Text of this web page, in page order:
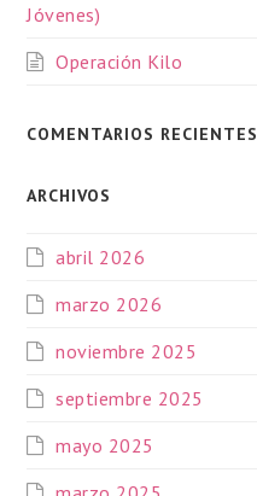
Jóvenes)
Operación Kilo
COMENTARIOS RECIENTES
ARCHIVOS
abril 2026
marzo 2026
noviembre 2025
septiembre 2025
mayo 2025